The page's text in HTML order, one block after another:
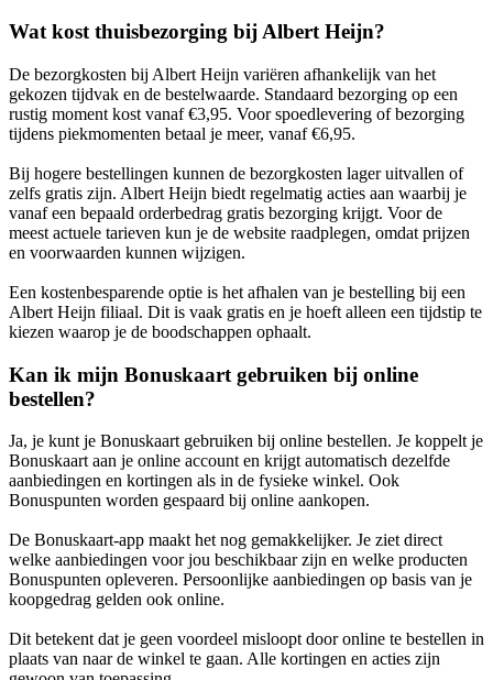
Wat kost thuisbezorging bij Albert Heijn?
De bezorgkosten bij Albert Heijn variëren afhankelijk van het
gekozen tijdvak en de bestelwaarde. Standaard bezorging op een
rustig moment kost vanaf €3,95. Voor spoedlevering of bezorging
tijdens piekmomenten betaal je meer, vanaf €6,95.
Bij hogere bestellingen kunnen de bezorgkosten lager uitvallen of
zelfs gratis zijn. Albert Heijn biedt regelmatig acties aan waarbij je
vanaf een bepaald orderbedrag gratis bezorging krijgt. Voor de
meest actuele tarieven kun je de website raadplegen, omdat prijzen
en voorwaarden kunnen wijzigen.
Een kostenbesparende optie is het afhalen van je bestelling bij een
Albert Heijn filiaal. Dit is vaak gratis en je hoeft alleen een tijdstip te
kiezen waarop je de boodschappen ophaalt.
Kan ik mijn Bonuskaart gebruiken bij online
bestellen?
Ja, je kunt je Bonuskaart gebruiken bij online bestellen. Je koppelt je
Bonuskaart aan je online account en krijgt automatisch dezelfde
aanbiedingen en kortingen als in de fysieke winkel. Ook
Bonuspunten worden gespaard bij online aankopen.
De Bonuskaart-app maakt het nog gemakkelijker. Je ziet direct
welke aanbiedingen voor jou beschikbaar zijn en welke producten
Bonuspunten opleveren. Persoonlijke aanbiedingen op basis van je
koopgedrag gelden ook online.
Dit betekent dat je geen voordeel misloopt door online te bestellen in
plaats van naar de winkel te gaan. Alle kortingen en acties zijn